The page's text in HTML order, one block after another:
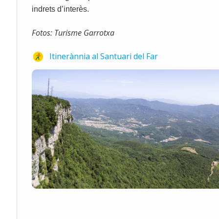
indrets d’interès.
Fotos: Turisme Garrotxa
Itinerànnia al Santuari del Far